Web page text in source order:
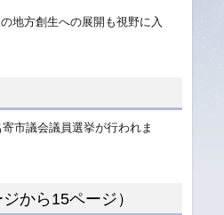
地方創生への展開も視野に入
市議会議員選挙が行われま
から15ページ）